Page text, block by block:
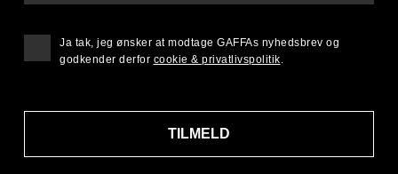
TILMELD
Ja tak, jeg ønsker at modtage GAFFAs nyhedsbrev og
godkender derfor cookie & privatlivspolitik.